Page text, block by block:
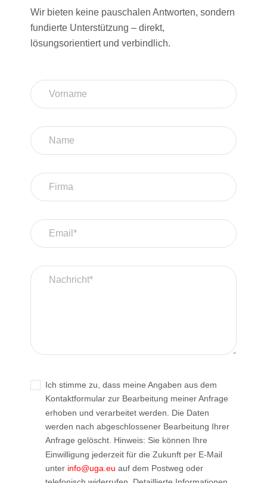
Wir bieten keine pauschalen Antworten, sondern
fundierte Unterstützung – direkt,
lösungsorientiert und verbindlich.
Ich stimme zu, dass meine Angaben aus dem
Kontaktformular zur Bearbeitung meiner Anfrage
erhoben und verarbeitet werden. Die Daten
werden nach abgeschlossener Bearbeitung Ihrer
Anfrage gelöscht. Hinweis: Sie können Ihre
Einwilligung jederzeit für die Zukunft per E-Mail
unter info@uga.eu auf dem Postweg oder